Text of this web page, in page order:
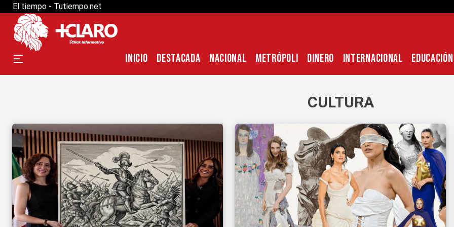
El tiempo - Tutiempo.net
INICIO DESTACADA NACIONAL METRÓPOLI DINERO INTERNACIONAL EDUCACIÓN
CULTURA